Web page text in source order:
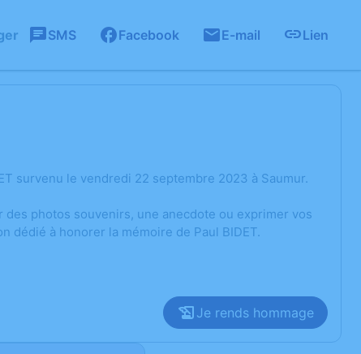
SMS Facebook E-mail Lien
survenu le vendredi 22 septembre 2023 à Saumur.
photos souvenirs, une anecdote ou exprimer vos
dédié à honorer la mémoire de Paul BIDET.
Je rends hommage